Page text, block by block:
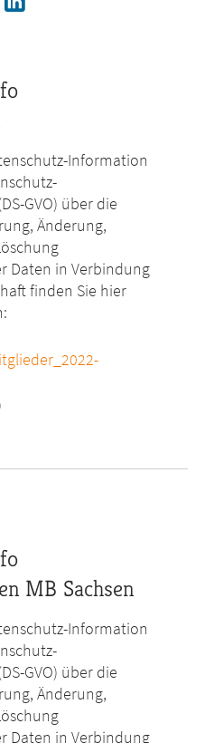
Information
GVO) über die
Änderung,
Daten in Verbindung
finden Sie hier
MB Sachsen
Information
GVO) über die
Änderung,
Daten in Verbindung